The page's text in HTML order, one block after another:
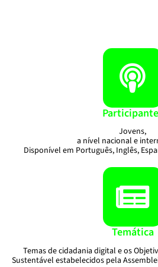
Jovens,
a nível nacional e
Disponível em Português, Inglês,
Temática
Temas de cidadania digital e os
Sustentável estabelecidos pela